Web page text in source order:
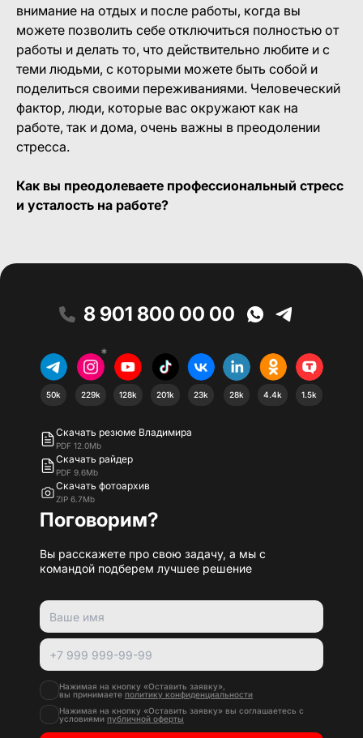
внимание на отдых и после работы, когда вы
можете позволить себе отключиться полностью от
работы и делать то, что действительно любите и с
теми людьми, с которыми можете быть собой и
поделиться своими переживаниями. Человеческий
фактор, люди, которые вас окружают как на
работе, так и дома, очень важны в преодолении
стресса.
Как вы преодолеваете профессиональный стресс
и усталость на работе?
8 901 800 00 00
50k
*
229k 128k 201k 23k 28k 4.4k 1.5k
Скачать резюме Владимира
PDF 12.0Mb
Скачать райдер
PDF 9.6Mb
Скачать фотоархив
ZIP 6.7Mb
Поговорим?
Вы расскажете про свою задачу, а мы с
командой подберем лучшее решение
Нажимая на кнопку «Оставить заявку»,
вы принимаете политику конфиденциальности
Нажимая на кнопку «Оставить заявку» вы соглашаетесь с
условиями публичной оферты